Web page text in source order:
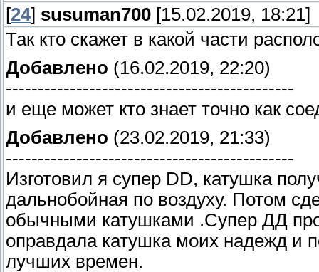
[24] susuman700 [15.02.2019, 18:21]
Так кто скажет в какой части
Добавлено (16.02.2019, 22:20)
---------------------------------------------
и еще может кто знает точно как
Добавлено (23.02.2019, 21:33)
---------------------------------------------
Изготовил я супер DD, катушка
дальнобойная по воздуху. Потом
обычными катушками .Супер ДД
оправдала катушка моих надежд и
лучших времен.